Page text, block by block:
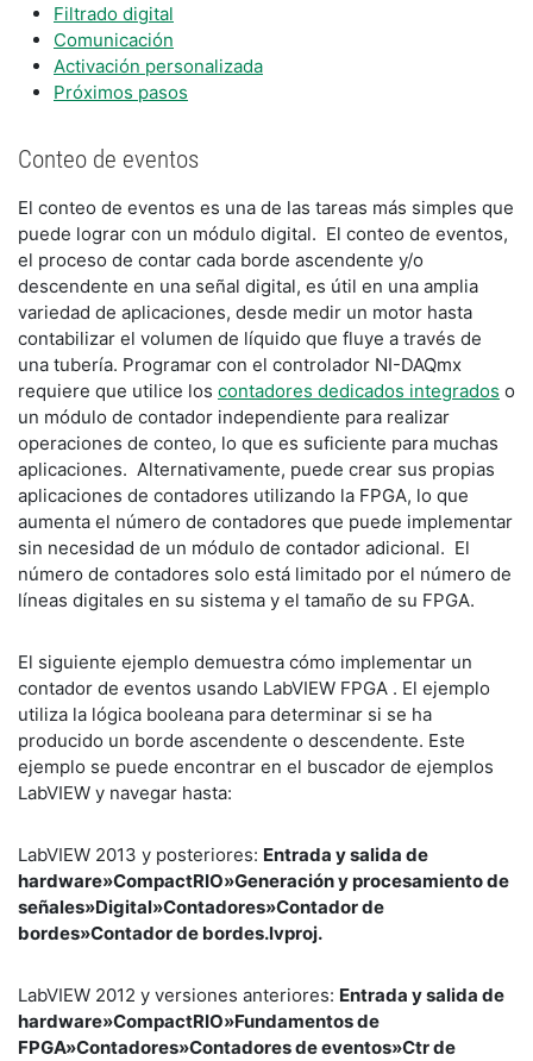
Filtrado digital
Comunicación
Activación personalizada
Próximos pasos
Conteo de eventos
El conteo de eventos es una de las tareas más simples que
puede lograr con un módulo digital. El conteo de eventos,
el proceso de contar cada borde ascendente y/o
descendente en una señal digital, es útil en una amplia
variedad de aplicaciones, desde medir un motor hasta
contabilizar el volumen de líquido que fluye a través de
una tubería. Programar con el controlador NI-DAQmx
requiere que utilice los contadores dedicados integrados o
un módulo de contador independiente para realizar
operaciones de conteo, lo que es suficiente para muchas
aplicaciones. Alternativamente, puede crear sus propias
aplicaciones de contadores utilizando la FPGA, lo que
aumenta el número de contadores que puede implementar
sin necesidad de un módulo de contador adicional. El
número de contadores solo está limitado por el número de
líneas digitales en su sistema y el tamaño de su FPGA.
El siguiente ejemplo demuestra cómo implementar un
contador de eventos usando LabVIEW FPGA . El ejemplo
utiliza la lógica booleana para determinar si se ha
producido un borde ascendente o descendente. Este
ejemplo se puede encontrar en el buscador de ejemplos
LabVIEW y navegar hasta:
LabVIEW 2013 y posteriores: Entrada y salida de
hardware»CompactRIO»Generación y procesamiento de
señales»Digital»Contadores»Contador de
bordes»Contador de bordes.lvproj.
LabVIEW 2012 y versiones anteriores: Entrada y salida de
hardware»CompactRIO»Fundamentos de
FPGA»Contadores»Contadores de eventos»Ctr de